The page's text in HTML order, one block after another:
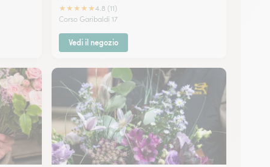
★★★★★4.8 (11)
Corso Garibaldi 17
Vedi il negozio